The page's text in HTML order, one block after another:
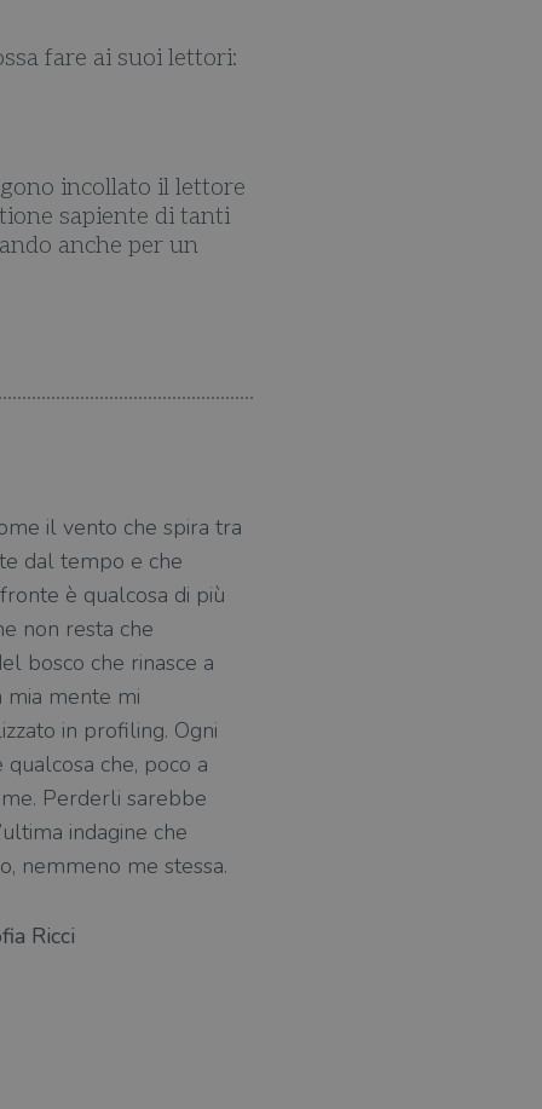
fare ai suoi lettori:
incollato il lettore
sapiente di tanti
anche per un
il vento che spira tra
dal tempo e che
è qualcosa di più
non resta che
bosco che rinasce a
mia mente mi
in profiling. Ogni
qualcosa che, poco a
Perderli sarebbe
indagine che
nemmeno me stessa.
Ricci